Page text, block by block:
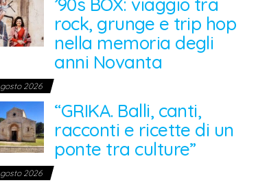
rock, grunge e trip hop
nella memoria degli
anni Novanta
2026
“GRIKA. Balli, canti,
racconti e ricette di un
ponte tra culture”
2026